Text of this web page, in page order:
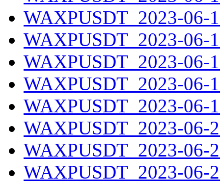
WAXPUSDT_2023-06-
WAXPUSDT_2023-06-
WAXPUSDT_2023-06-
WAXPUSDT_2023-06-
WAXPUSDT_2023-06-
WAXPUSDT_2023-06-
WAXPUSDT_2023-06-
WAXPUSDT_2023-06-